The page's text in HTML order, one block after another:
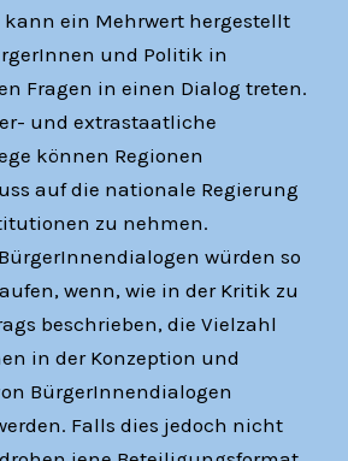
ein Mehrwert hergestellt
und Politik in
Fragen in einen Dialog treten.
und extrastaatliche
können Regionen
auf die nationale Regierung
zu nehmen.
würden so
wenn, wie in der Kritik zu
beschrieben, die Vielzahl
in der Konzeption und
BürgerInnendialogen
Falls dies jedoch nicht